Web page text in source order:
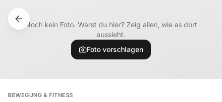
Noch kein Foto. Warst du hier? Zeig allen, wie es dort
aussieht.
Foto vorschlagen
BEWEGUNG & FITNESS